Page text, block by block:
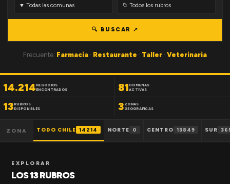
🔍 BUSCAR ↗
Frecuente: Farmacia · Restaurante · Taller · Veterinaria
14.214NEGOCIOS
ENCONTRADOS
81 COMUNAS
ACTIVAS
13RUBROS
DISPONIBLES
3 ZONAS
GEOGRAFICAS
ZONA TODO CHILE 14214 NORTE 0 CENTRO 13849 SUR
EXPLORAR
LOS 13 RUBROS